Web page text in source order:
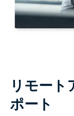
リモー
ポート